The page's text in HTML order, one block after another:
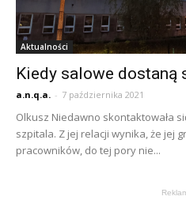
Aktualności
Kiedy salowe dostaną
a.n.q.a. - 7 października 2021
Olkusz Niedawno skontaktowała
szpitala. Z jej relacji wynika, że jej
pracowników, do tej pory nie...